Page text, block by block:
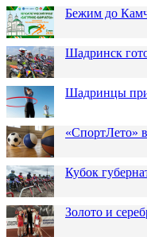
Бежим до
Шадринск
Шадринцы
«СпортЛето»
Кубок
Золото и